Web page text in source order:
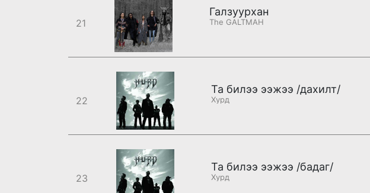
21
Галзуурхан
The GALTMAH
22
Та билээ ээжээ /дахилт/
Хурд
23
Та билээ ээжээ /бадаг/
Хурд